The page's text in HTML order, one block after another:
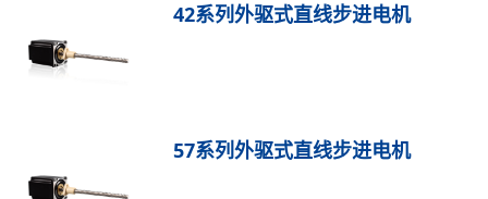
42系列外驱式直线步进电机
57系列外驱式直线步进电机